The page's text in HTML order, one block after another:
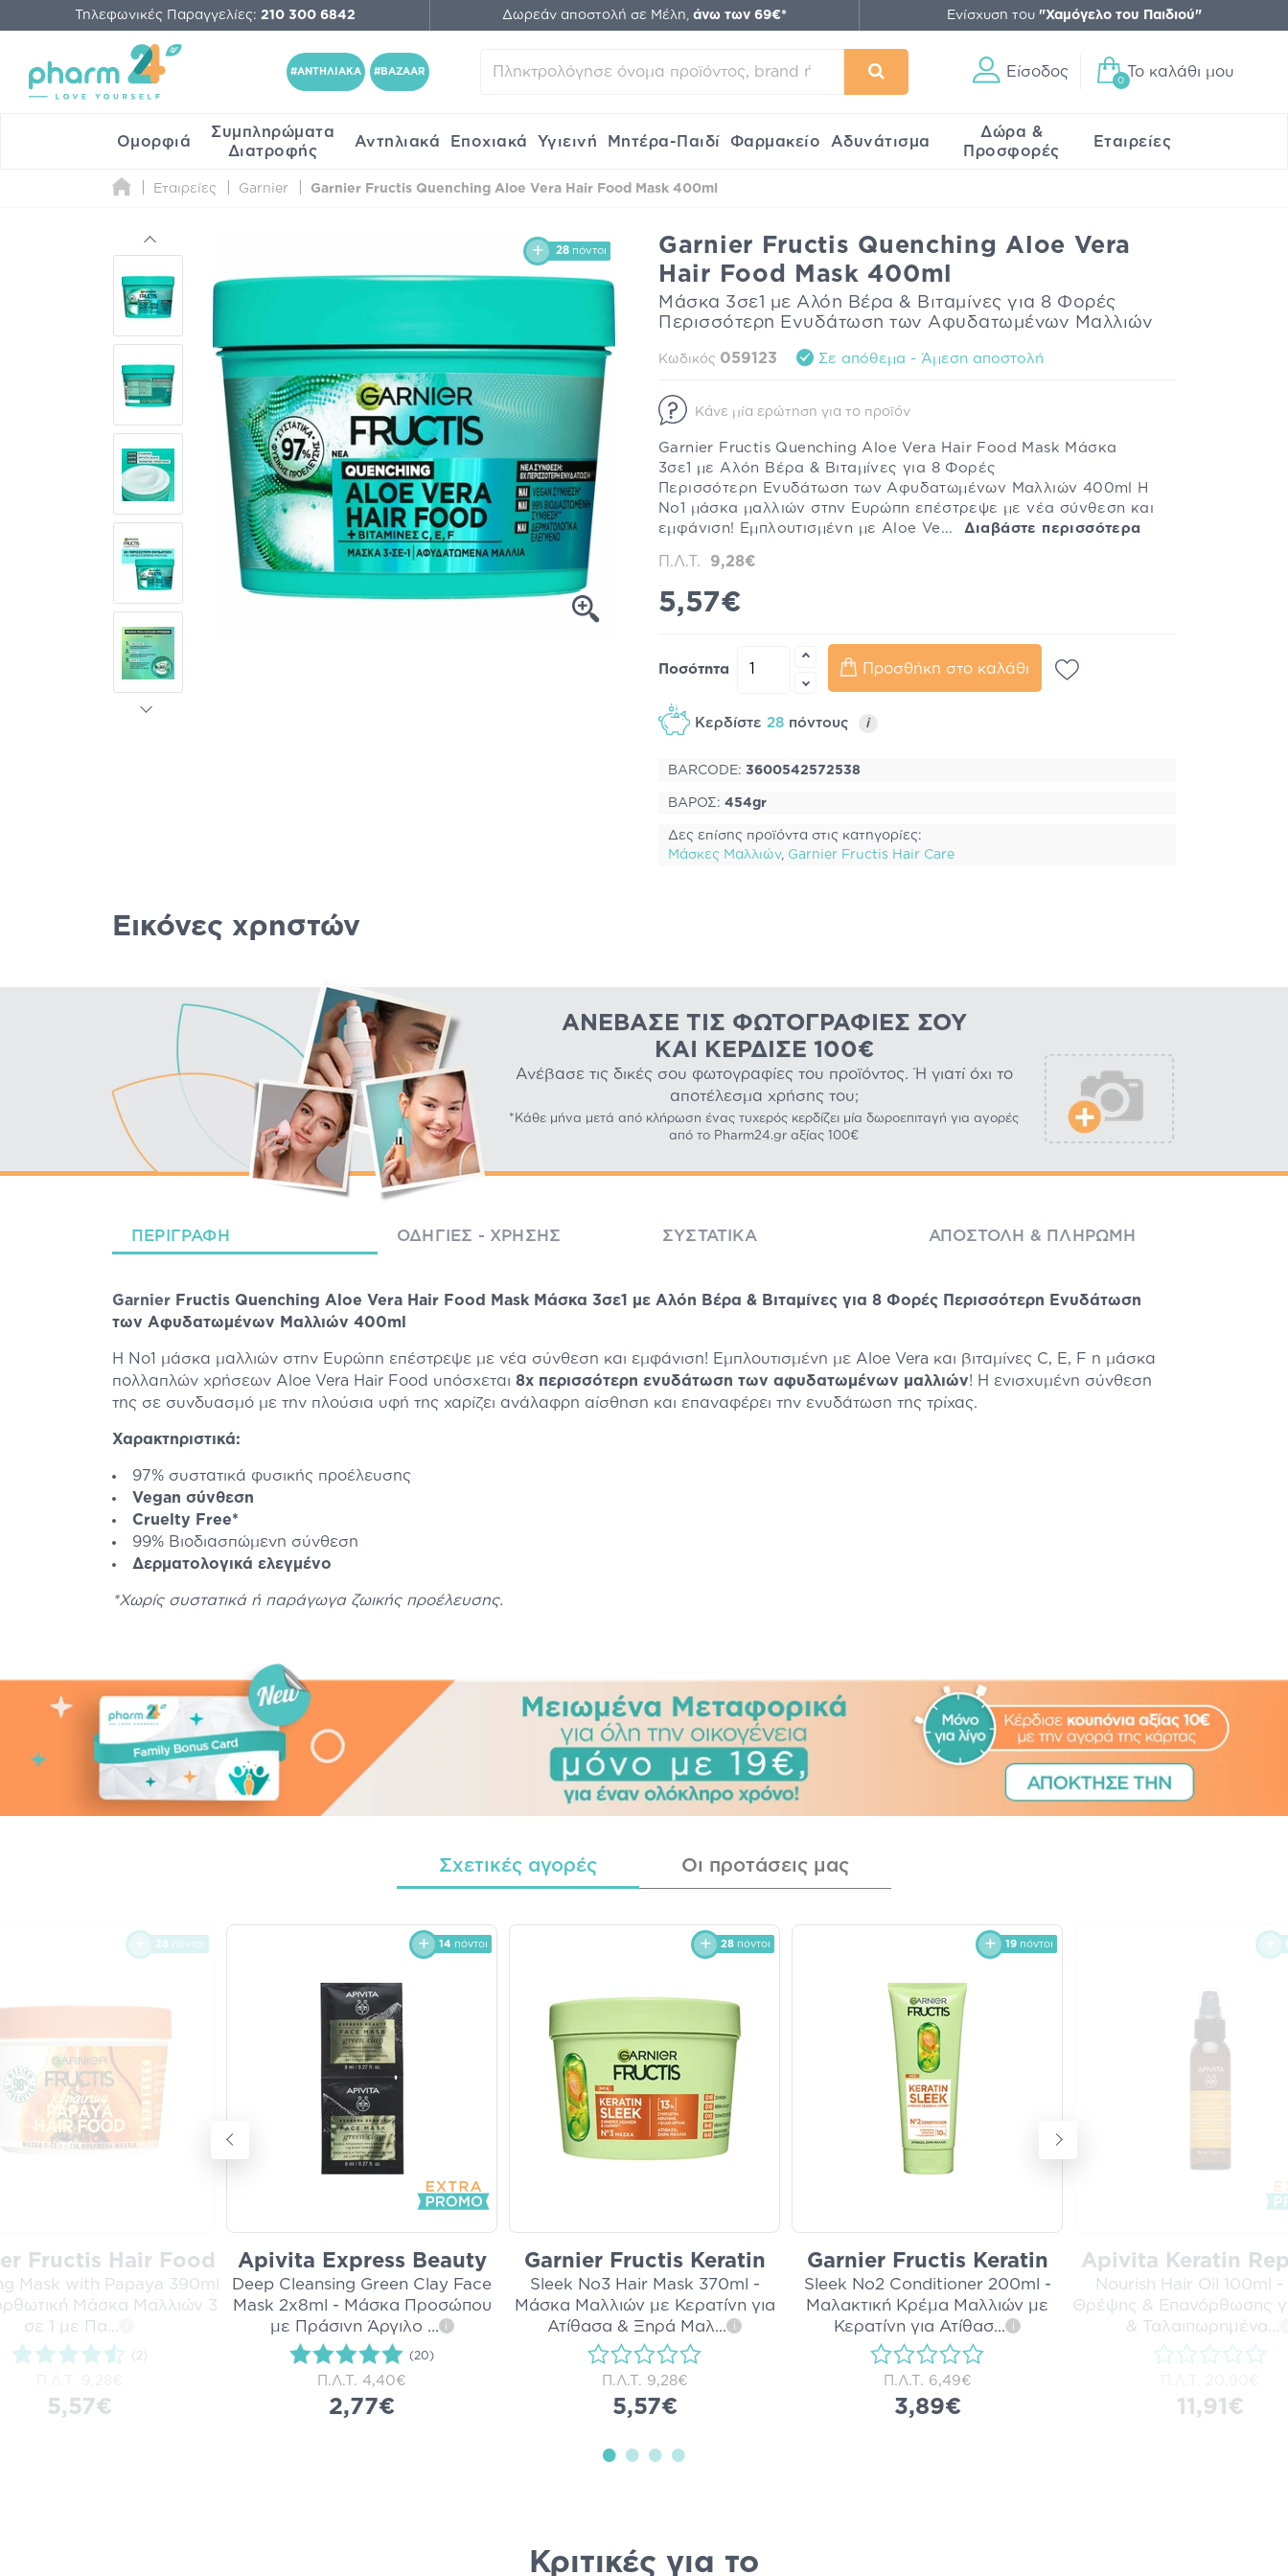
Τηλεφωνικές Παραγγελίες: 210 300 6842 Δωρεάν αποστολή σε Μέλη, άνω των 69€* Ενίσχυση του "Χαμόγελο του Παιδιού"
#ΑΝΤΗΛΙΑΚΑ #BAZAAR Είσοδος
0
Το καλάθι μου
Ομορφιά
Συμπληρώματα
Διατροφής
Αντηλιακά Εποχιακά Υγιεινή Μητέρα-Παιδί Φαρμακείο Αδυνάτισμα
Δώρα &
Προσφορές
Εταιρείες
Εταιρείες Garnier Garnier Fructis Quenching Aloe Vera Hair Food Mask 400ml
28 πόντοι
Garnier Fructis Quenching Aloe Vera
Hair Food Mask 400ml
Μάσκα 3σε1 με Αλόη Βέρα & Βιταμίνες για 8 Φορές
Περισσότερη Ενυδάτωση των Αφυδατωμένων Μαλλιών
Κωδικός 059123 Σε απόθεμα - Άμεση αποστολή
Κάνε μία ερώτηση για το προϊόν
Garnier Fructis Quenching Aloe Vera Hair Food Mask Μάσκα
3σε1 με Αλόη Βέρα & Βιταμίνες για 8 Φορές
Περισσότερη Ενυδάτωση των Αφυδατωμένων Μαλλιών 400ml Η
Νο1 μάσκα μαλλιών στην Ευρώπη επέστρεψε με νέα σύνθεση και
εμφάνιση! Εμπλουτισμένη με Aloe Ve... Διαβάστε περισσότερα
Π.Λ.Τ. 9,28€
5,57€
Ποσότητα Προσθήκη στο καλάθι
Κερδίστε 28 πόντους i
BARCODE: 3600542572538
ΒΑΡΟΣ: 454gr
Δες επίσης προϊόντα στις κατηγορίες:
Μάσκες Μαλλιών, Garnier Fructis Hair Care
Εικόνες χρηστών
ΑΝΈΒΑΣΕ ΤΙΣ ΦΩΤΟΓΡΑΦΊΕΣ ΣΟΥ
ΚΑΙ ΚΈΡΔΙΣΕ 100€
Ανέβασε τις δικές σου φωτογραφίες του προϊόντος. Ή γιατί όχι το
αποτέλεσμα χρήσης του;
*Κάθε μήνα μετά από κλήρωση ένας τυχερός κερδίζει μία δωροεπιταγή για αγορές
από το Pharm24.gr αξίας 100€
ΠΕΡΙΓΡΑΦΉ ΟΔΗΓΊΕΣ - ΧΡΉΣΗΣ ΣΥΣΤΑΤΙΚΆ ΑΠΟΣΤΟΛΉ & ΠΛΗΡΩΜΉ
Garnier Fructis Quenching Aloe Vera Hair Food Mask Μάσκα 3σε1 με Αλόη Βέρα & Βιταμίνες για 8 Φορές Περισσότερη Ενυδάτωση
των Αφυδατωμένων Μαλλιών 400ml
Η Νο1 μάσκα μαλλιών στην Ευρώπη επέστρεψε με νέα σύνθεση και εμφάνιση! Εμπλουτισμένη με Aloe Vera και βιταμίνες C, E, F η μάσκα
πολλαπλών χρήσεων Aloe Vera Hair Food υπόσχεται 8x περισσότερη ενυδάτωση των αφυδατωμένων μαλλιών! Η ενισχυμένη σύνθεση
της σε συνδυασμό με την πλούσια υφή της χαρίζει ανάλαφρη αίσθηση και επαναφέρει την ενυδάτωση της τρίχας.
Χαρακτηριστικά:
97% συστατικά φυσικής προέλευσης
Vegan σύνθεση
Cruelty Free*
99% Βιοδιασπώμενη σύνθεση
Δερματολογικά ελεγμένο
*Χωρίς συστατικά ή παράγωγα ζωικής προέλευσης.
Σχετικές αγορές Οι προτάσεις μας
28 πόντοι
Fructis Hair Food
Mask with Papaya 390ml
Μάσκα Μαλλιών 3
σε 1 με Πα
(2)
5,57€
14 πόντοι
Apivita Express Beauty
Deep Cleansing Green Clay Face
Mask 2x8ml - Μάσκα Προσώπου
με Πράσινη Άργιλο ... i
(20)
Π.Λ.Τ. 4,40€
2,77€
28 πόντοι
Garnier Fructis Keratin
Sleek No3 Hair Mask 370ml -
Μάσκα Μαλλιών με Κερατίνη για
Ατίθασα & Ξηρά Μαλ... i
Π.Λ.Τ. 9,28€
5,57€
19 πόντοι
Garnier Fructis Keratin
Sleek No2 Conditioner 200ml -
Μαλακτική Κρέμα Μαλλιών με
Κερατίνη για Ατίθασ... i
Π.Λ.Τ. 6,49€
3,89€
Apivita Keratin
Nourish Hair Oil 100ml -
Θρέψης & Επανόρθωσης
& Ταλαιπωρημένα
11,91€
Κριτικές για το